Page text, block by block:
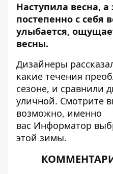
Наступила весна,
постепенно с себя
улыбается,
весны.
Дизайнеры
какие течения
сезоне, и сравнили
уличной. Смотрите
возможно, именно
вас Информатор
этой зимы.